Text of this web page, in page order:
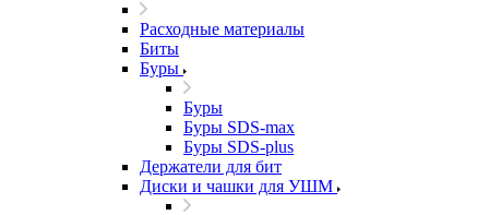
Расходные материалы
Биты
Буры
Буры
Буры SDS-max
Буры SDS-plus
Держатели для бит
Диски и чашки для УШМ